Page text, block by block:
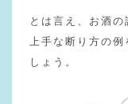
とは言え、お酒の
上手な断り方の例
しょう。